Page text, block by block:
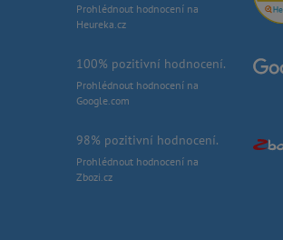
Prohlédnout hodnocení na
Heureka.cz
100% pozitivní hodnocení.
Prohlédnout hodnocení na
Google.com
98% pozitivní hodnocení.
Prohlédnout hodnocení na
Zbozi.cz